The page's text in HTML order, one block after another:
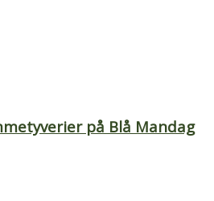
på Blå Mandag